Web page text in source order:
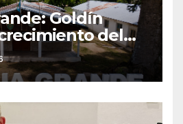
Goldín
del
nuevas
su gestión
críticas